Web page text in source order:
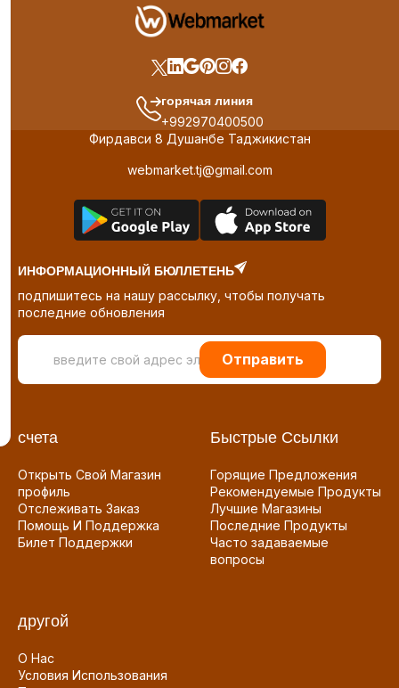
горячая линия
+992970400500
Фирдавси 8 Душанбе Таджикистан
webmarket.tj@gmail.com
ИНФОРМАЦИОННЫЙ БЮЛЛЕТЕНЬ
подпишитесь на нашу рассылку, чтобы получать
последние обновления
Отправить
счета
Открыть Свой Магазин
профиль
Отслеживать Заказ
Помощь И Поддержка
Билет Поддержки
Быстрые Ссылки
Горящие Предложения
Рекомендуемые Продукты
Лучшие Магазины
Последние Продукты
Часто задаваемые
вопросы
другой
О Нас
Условия Использования